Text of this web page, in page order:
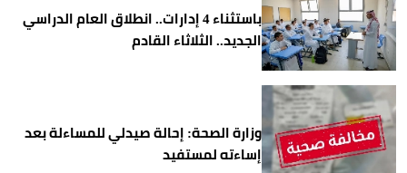
باستثناء 4 إدارات.. انطلاق العام الدراسي
الجديد.. الثلاثاء القادم
وزارة الصحة: إحالة صيدلي للمساءلة بعد
إساءته لمستفيد